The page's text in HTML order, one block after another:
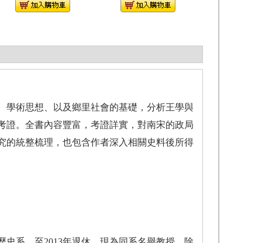
學術思想、以及鄉里社會的基礎，分析王學與
。全書內容豐富，考證詳實，對南宋的政局
的統整梳理，也包含作者深入相關史料後所得